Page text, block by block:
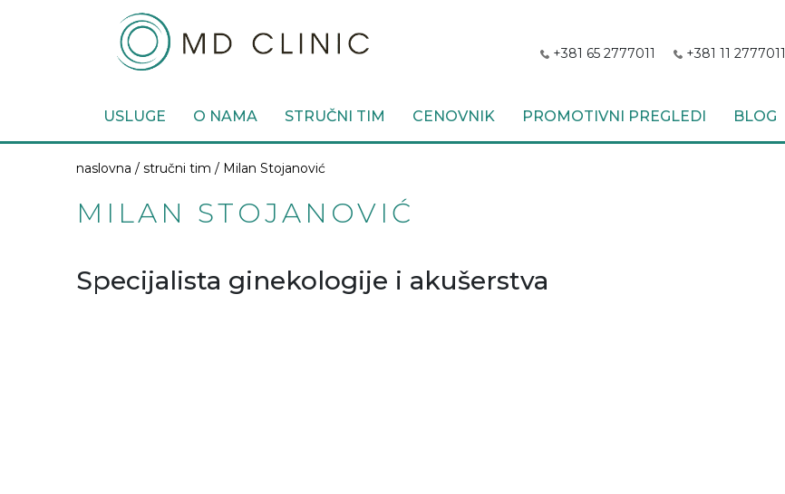
+381 65 2777011 +381 11 2777011
USLUGE O NAMA STRUČNI TIM CENOVNIK PROMOTIVNI PREGLEDI BLOG
naslovna / stručni tim / Milan Stojanović
MILAN STOJANOVIĆ
Specijalista ginekologije i akušerstva